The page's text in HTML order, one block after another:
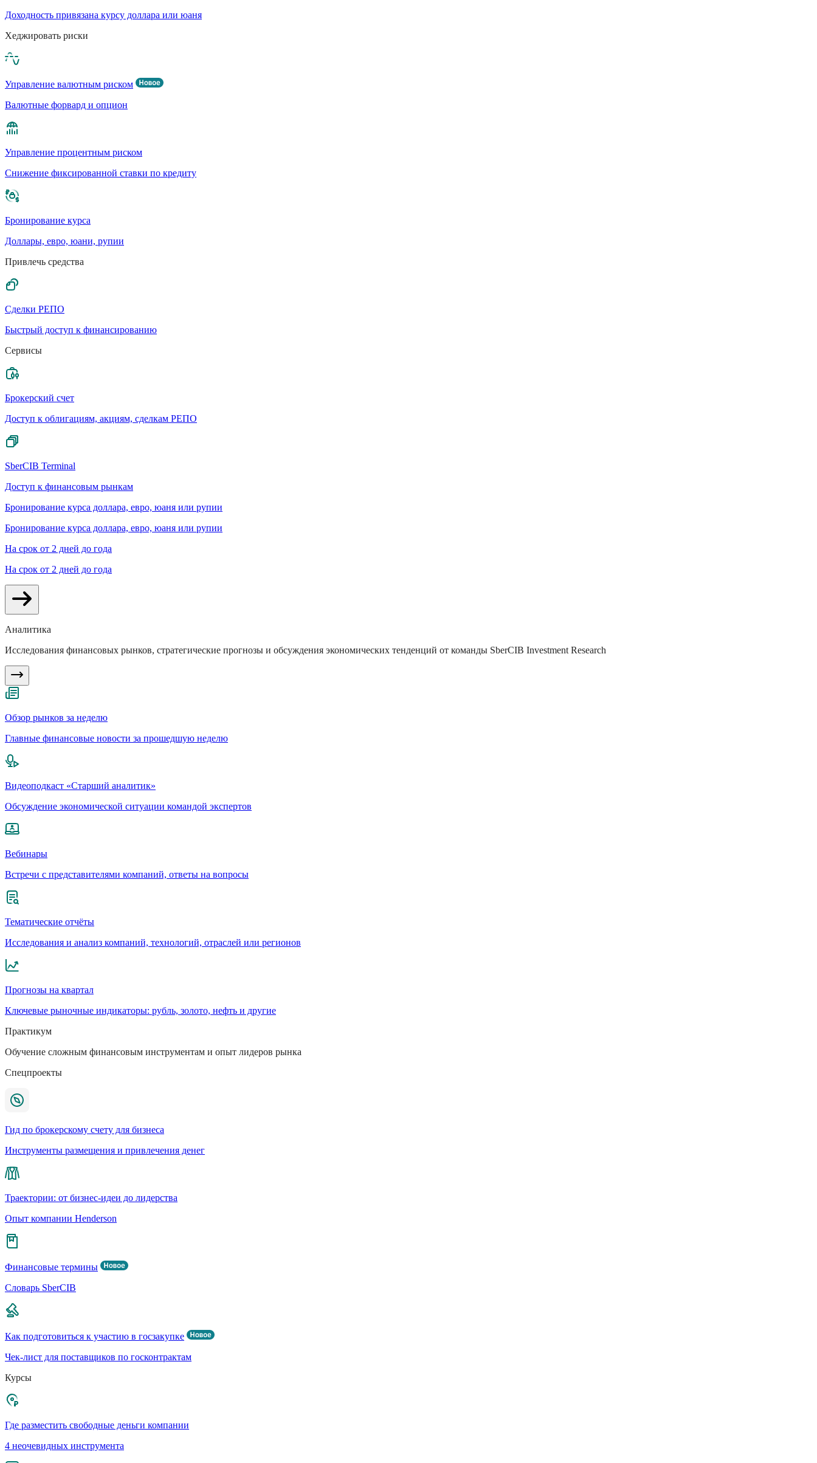
Доходность привязана курсу доллара или юаня
Хеджировать риски
Управление валютным риском
Валютные форвард и опцион
Управление процентным риском
Cнижение фиксированной ставки по кредиту
Бронирование курса
Доллары, евро, юани, рупии
Привлечь средства
Сделки РЕПО
Быстрый доступ к финансированию
Сервисы
Брокерский счет
Доступ к облигациям, акциям, сделкам РЕПО
SberCIB Terminal
Доступ к финансовым рынкам
Бронирование курса доллара, евро, юаня или рупии
Бронирование курса доллара, евро, юаня или рупии
На срок от 2 дней до года
На срок от 2 дней до года
Аналитика
Исследования финансовых рынков, стратегические прогнозы и обсуждения экономических тенденций от команды SberCIB Investment Research
Обзор рынков за неделю
Главные финансовые новости за прошедшую неделю
Видеоподкаст «Старший аналитик»
Обсуждение экономической ситуации командой экспертов
Вебинары
Встречи с представителями компаний, ответы на вопросы
Тематические отчёты
Исследования и анализ компаний, технологий, отраслей или регионов
Прогнозы на квартал
Ключевые рыночные индикаторы: рубль, золото, нефть и другие
Практикум
Обучение сложным финансовым инструментам и опыт лидеров рынка
Спецпроекты
Гид по брокерскому счету для бизнеса
Инструменты размещения и привлечения денег
Траектории: от бизнес-идеи до лидерства
Опыт компании Henderson
Финансовые термины
Словарь SberCIB
Как подготовиться к участию в госзакупке
Чек-лист для поставщиков по госконтрактам
Курсы
Где разместить свободные деньги компании
4 неочевидных инструмента